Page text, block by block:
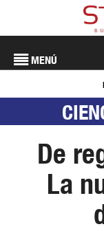
MENÚ
De
La